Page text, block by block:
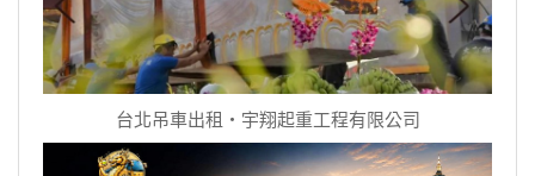
台北吊車出租‧宇翔起重工程有限公司